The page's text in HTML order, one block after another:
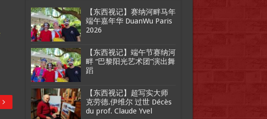
【东西视记】赛纳河畔马年
端午嘉年华 DuanWu Paris
2026
【东西视记】端午节赛纳河
畔 “巴黎阳光艺术团”演出舞
蹈
【东西视记】超写实大师
克劳德.伊维尔 过世 Décès
du prof. Claude Yvel